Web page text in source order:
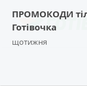
ПРОМОКОДИ
Готівочка
щотижня